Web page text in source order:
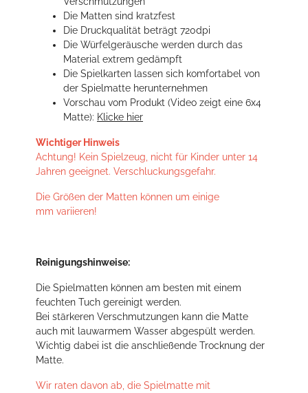
Die Matten sind kratzfest
Die Druckqualität beträgt 720dpi
Die Würfelgeräusche werden durch das
Material extrem gedämpft
Die Spielkarten lassen sich komfortabel von
der Spielmatte herunternehmen
Vorschau vom Produkt (Video zeigt eine 6x4
Matte): Klicke hier
Wichtiger Hinweis
Achtung! Kein Spielzeug, nicht für Kinder unter 14
Jahren geeignet. Verschluckungsgefahr.
Die Größen der Matten können um einige
mm variieren!
Reinigungshinweise:
Die Spielmatten können am besten mit einem
feuchten Tuch gereinigt werden.
Bei stärkeren Verschmutzungen kann die Matte
auch mit lauwarmem Wasser abgespült werden.
Wichtig dabei ist die anschließende Trocknung der
Matte.
Wir raten davon ab, die Spielmatte mit